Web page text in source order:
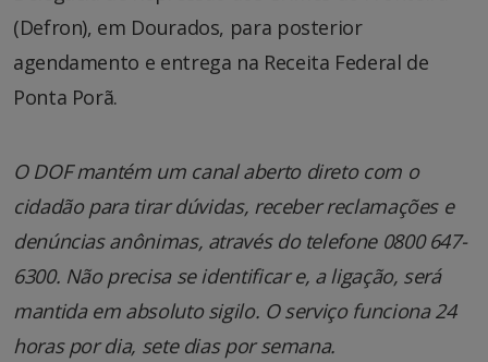
(Defron), em Dourados, para posterior
agendamento e entrega na Receita Federal de
Ponta Porã.
O DOF mantém um canal aberto direto com o
cidadão para tirar dúvidas, receber reclamações e
denúncias anônimas, através do telefone 0800 647-
6300. Não precisa se identificar e, a ligação, será
mantida em absoluto sigilo. O serviço funciona 24
horas por dia, sete dias por semana.